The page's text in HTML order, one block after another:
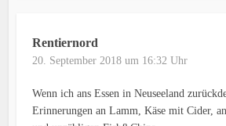
Rentiernord
20. September 2018 um 16:32 Uhr
Wenn ich ans Essen in Neuseeland
Erinnerungen an Lamm, Käse mit Cider,